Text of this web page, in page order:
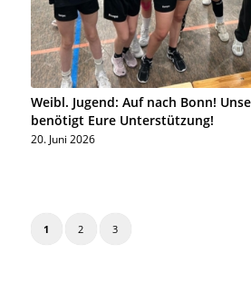
Weibl. Jugend: Auf nach Bonn!
benötigt Eure Unterstützung!
20. Juni 2026
1 2 3